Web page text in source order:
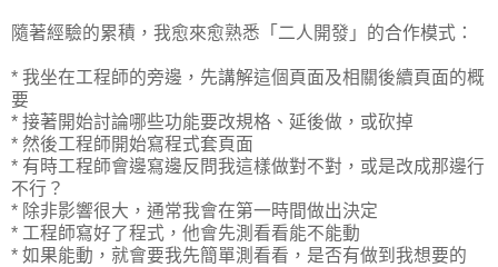
隨著經驗的累積，我愈來愈熟悉「二人開發」的合作模式：
* 我坐在工程師的旁邊，先講解這個頁面及相關後續頁面的概
要
* 接著開始討論哪些功能要改規格、延後做，或砍掉
* 然後工程師開始寫程式套頁面
* 有時工程師會邊寫邊反問我這樣做對不對，或是改成那邊行
不行？
* 除非影響很大，通常我會在第一時間做出決定
* 工程師寫好了程式，他會先測看看能不能動
* 如果能動，就會要我先簡單測看看，是否有做到我想要的